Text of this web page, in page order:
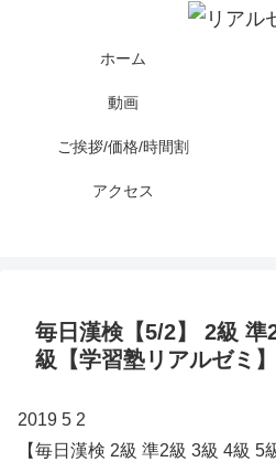
ホーム
動画
ご挨拶/価格/時間割
アクセス
毎日漢検【5/2】 2級 準
級【学習塾リアルゼミ】
2019 5 2
【毎日漢検 2級 準2級 3級 4級 5